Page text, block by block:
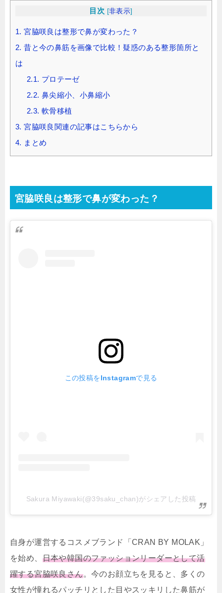
目次 [非表示]
1. 宮脇咲良は整形で鼻が変わった？
2. 昔と今の鼻筋を画像で比較！疑惑のある整形箇所と
は
2.1. プロテーゼ
2.2. 鼻尖縮小、小鼻縮小
2.3. 軟骨移植
3. 宮脇咲良関連の記事はこちらから
4. まとめ
宮脇咲良は整形で鼻が変わった？
この投稿をInstagramで見る
Sakura Miyawaki(@39saku_chan)がシェアした投稿
自身が運営するコスメブランド「CRAN BY MOLAK」
を始め、 日本や韓国のファッションリーダーとして活
躍する宮脇咲良さん。今のお顔立ちを見ると、多くの
女性が憧れるパッチリとした目やスッキリした鼻筋が